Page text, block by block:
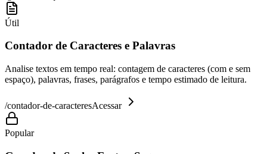
Útil
Contador de Caracteres e Palavras
Analise textos em tempo real: contagem de caracteres (com e sem
espaço), palavras, frases, parágrafos e tempo estimado de leitura.
/contador-de-caracteresAcessar
Popular